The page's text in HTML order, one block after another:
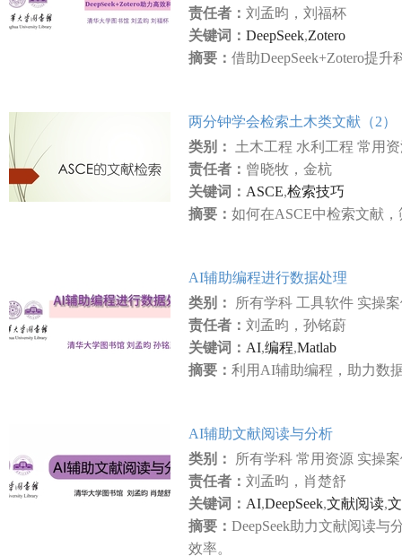
责任者： 刘孟昀，刘福杯
关键词： DeepSeek,Zotero
摘要： 借助DeepSeek+Zotero提升
两分钟学会检索土木类文献（2
类别： 土木工程 水利工程 常用
责任者： 曾晓牧，金杭
关键词： ASCE,检索技巧
摘要： 如何在ASCE中检索文献
AI辅助编程进行数据处理
类别： 所有学科 工具软件 实操
责任者： 刘孟昀，孙铭蔚
关键词： AI,编程,Matlab
摘要： 利用AI辅助编程，助力数
AI辅助文献阅读与分析
类别： 所有学科 常用资源 实操
责任者： 刘孟昀，肖楚舒
关键词： AI,DeepSeek,文献阅读,
摘要： DeepSeek助力文献阅读
效率。